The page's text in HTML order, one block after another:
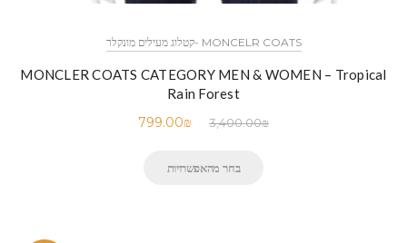
MONCELR COATS -קטלוג מעילים מונקלר
MONCLER COATS CATEGORY MEN & WOMEN – Tropical
Rain Forest
3,400.00₪
799.00₪
בחר מהאפשרויות